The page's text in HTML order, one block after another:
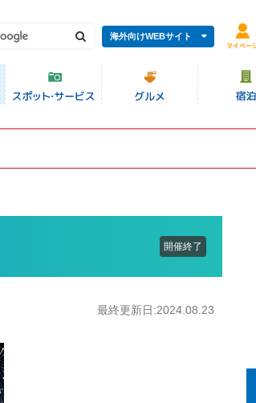
海外向けWEBサイト
開催終了
最終更新日:2024.08.23